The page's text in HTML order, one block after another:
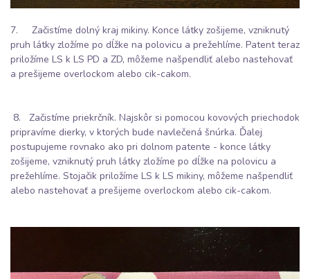
7. Začistíme dolný kraj mikiny. Konce látky zošijeme, vzniknutý
pruh látky zložíme po dĺžke na polovicu a prežehlíme. Patent teraz
priložíme LS k LS PD a ZD, môžeme našpendliť alebo nastehovať
a prešijeme overlockom alebo cik-cakom.
8. Začistíme priekrčník. Najskôr si pomocou kovových priechodok
pripravíme dierky, v ktorých bude navlečená šnúrka. Ďalej
postupujeme rovnako ako pri dolnom patente - konce látky
zošijeme, vzniknutý pruh látky zložíme po dĺžke na polovicu a
prežehlíme. Stojačik priložíme LS k LS mikiny, môžeme našpendliť
alebo nastehovať a prešijeme overlockom alebo cik-cakom.